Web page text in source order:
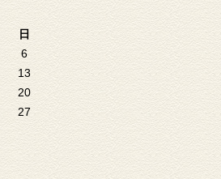
日
6
13
20
27